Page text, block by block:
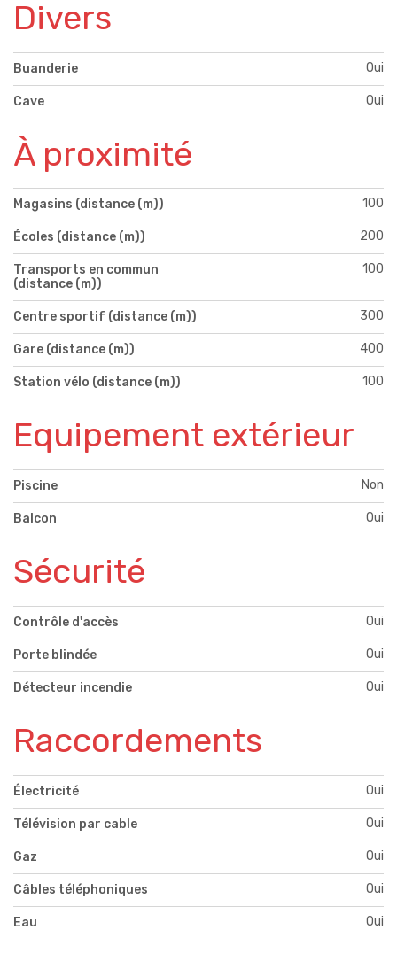
Divers
Buanderie Oui
Cave Oui
À proximité
Magasins (distance (m)) 100
Écoles (distance (m)) 200
Transports en commun
(distance (m))
100
Centre sportif (distance (m)) 300
Gare (distance (m)) 400
Station vélo (distance (m)) 100
Equipement extérieur
Piscine Non
Balcon Oui
Sécurité
Contrôle d'accès Oui
Porte blindée Oui
Détecteur incendie Oui
Raccordements
Électricité Oui
Télévision par cable Oui
Gaz Oui
Câbles téléphoniques Oui
Eau Oui